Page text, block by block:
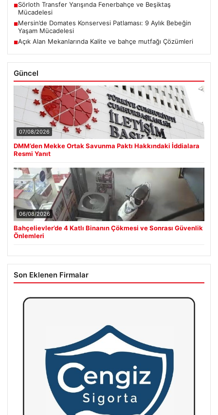
■Sörloth Transfer Yarışında Fenerbahçe ve Beşiktaş
Mücadelesi
■Mersin’de Domates Konservesi Patlaması: 9 Aylık Bebeğin
Yaşam Mücadelesi
■Açık Alan Mekanlarında Kalite ve bahçe mutfağı Çözümleri
Güncel
07/08/2026
DMM’den Mekke Ortak Savunma Paktı Hakkındaki İddialara
Resmi Yanıt
06/08/2026
Bahçelievler’de 4 Katlı Binanın Çökmesi ve Sonrası Güvenlik
Önlemleri
Son Eklenen Firmalar